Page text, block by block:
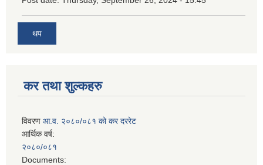
थप
कर तथा शुल्कहरु
विवरण आ.व. २०८०/०८१ को कर दररेट
आर्थिक वर्ष:
२०८०/०८१
Documents: